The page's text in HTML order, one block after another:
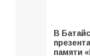
В
памяти